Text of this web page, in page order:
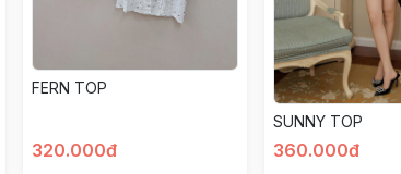
FERN TOP
320.000đ
SUNNY TOP
360.000đ